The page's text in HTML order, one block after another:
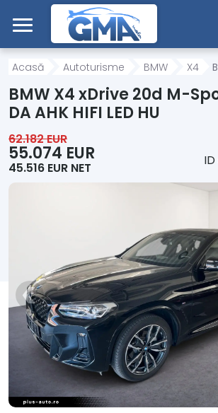
Mergi direct la conținutul principal
Acasă
Autoturisme
Motociclete
Despre Noi
Contact
Acasă Autoturisme BMW X4
BMW X4 xDrive 20d M-
DA AHK HIFI LED HU
62.182 EUR
55.074 EUR
45.516 EUR NET